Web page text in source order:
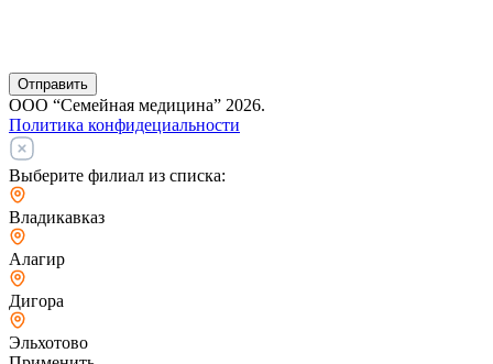
Отправить
ООО “Семейная медицина” 2026.
Политика конфидециальности
Выберите филиал из списка:
Владикавказ
Алагир
Дигора
Эльхотово